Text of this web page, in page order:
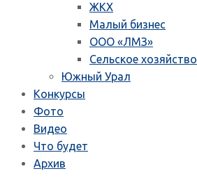
ЖКХ
Малый бизнес
ООО «ЛМЗ»
Сельское хозяйство
Южный Урал
Конкурсы
Фото
Видео
Что будет
Архив